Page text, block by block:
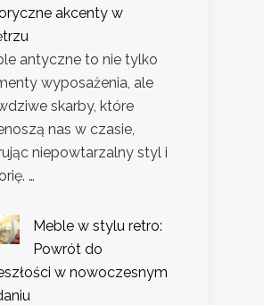
akcenty w
antyczne to nie tylko
wyposażenia, ale
skarby, które
nas w czasie,
niepowtarzalny styl i
…
Meble w stylu retro:
Powrót do
w nowoczesnym